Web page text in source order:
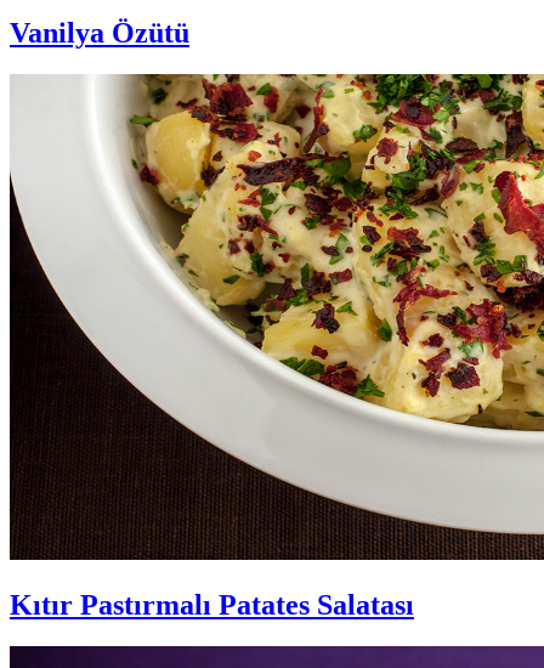
Vanilya Özütü
Kıtır Pastırmalı Patates Salatası